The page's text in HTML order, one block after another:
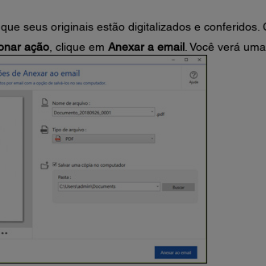
seus originais estão digitalizados e conferidos.
ação, clique em Anexar a email. Você verá